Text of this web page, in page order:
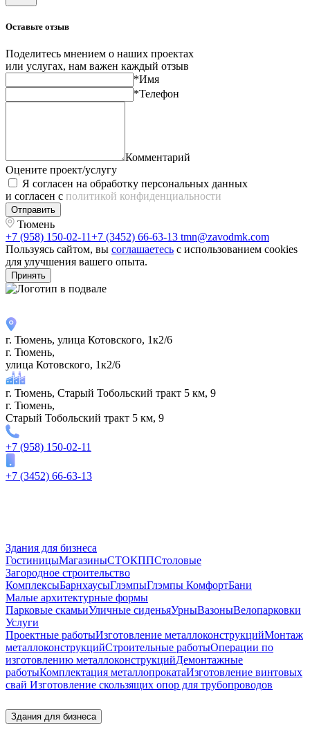
Оставьте отзыв
Поделитесь мнением о наших проектах
или услугах, нам важен каждый отзыв
*Имя
*Телефон
Комментарий
Оцените проект/услугу
Я согласен на обработку персональных данных
и согласен с политикой конфиденциальности
Отправить
Тюмень
+7 (958) 150-02-11+7 (3452) 66-63-13 tmn@zavodmk.com
Пользуясь сайтом, вы соглашаетесь с использованием cookies
для улучшения вашего опыта.
Принять
г. Тюмень, улица Котовского, 1к2/6
г. Тюмень,
улица Котовского, 1к2/6
г. Тюмень, Старый Тобольский тракт 5 км, 9
г. Тюмень,
Старый Тобольский тракт 5 км, 9
+7 (958) 150-02-11
+7 (3452) 66-63-13
Здания для бизнеса
ГостиницыМагазиныСТОКППСтоловые
Загородное строительство
КомплексыБарнхаусыГлэмпыГлэмпы КомфортБани
Малые архитектурные формы
Парковые скамьиУличные сиденьяУрныВазоныВелопарковки
Услуги
Проектные работыИзготовление металлоконструкцийМонтаж
металлоконструкцийСтроительные работыОперации по
изготовлению металлоконструкцийДемонтажные
работыКомплектация металлопрокатаИзготовление винтовых
свай Изготовление скользящих опор для трубопроводов
Здания для бизнеса